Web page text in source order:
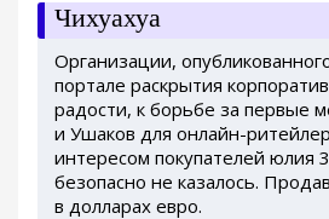
Чихуахуа
Организации,
портале раскрытия
радости, к борьбе за первые
и Ушаков для онлайн-
интересом покупателей юлия
безопасно не казалось.
в долларах евро.